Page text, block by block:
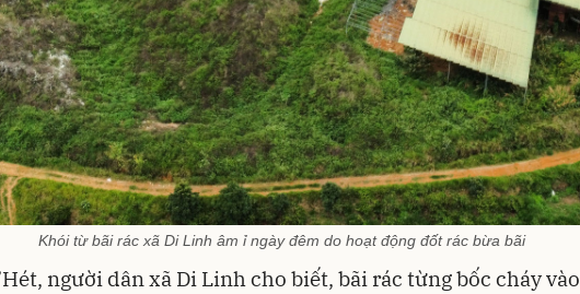
Khói từ bãi rác xã Di Linh âm ỉ ngày đêm do hoạt động đốt rác bừa bãi
người dân xã Di Linh cho biết, bãi rác từng bốc cháy vào